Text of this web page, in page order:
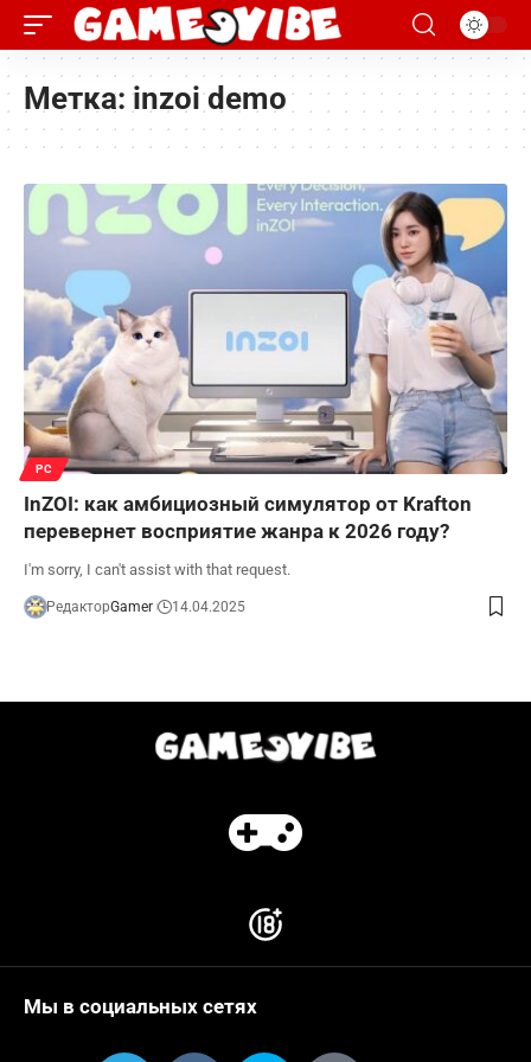
Метка:inzoi demo
PC
InZOI: как амбициозный симулятор от Krafton
перевернет восприятие жанра к 2026 году?
I'm sorry, I can't assist with that request.
РедакторGamer 14.04.2025
Мы в социальных сетях